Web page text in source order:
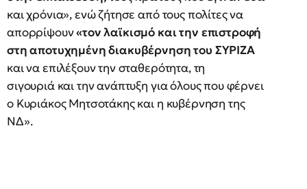
και χρόνια», ενώ ζήτησε από τους πολίτες να
απορρίψουν«τον λαϊκισμό και την επιστροφή
στη αποτυχημένη διακυβέρνηση του ΣΥΡΙΖΑ
και να επιλέξουν την σταθερότητα, τη
σιγουριά και την ανάπτυξη για όλους που φέρνει
ο Κυριάκος Μητσοτάκης και η κυβέρνηση της
ΝΔ».